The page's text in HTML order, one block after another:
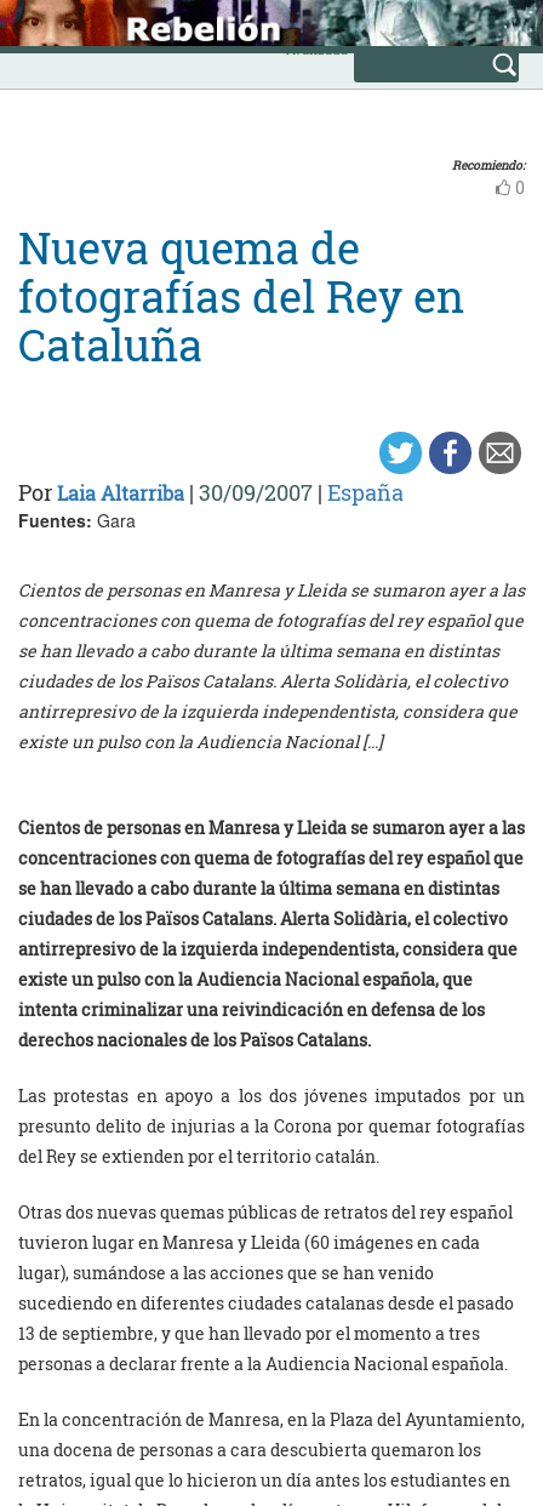
Skip
to
content
INICIO
Avanzada
Recomiendo:
0
Nueva quema de
fotografías del Rey en
Cataluña
PorLaia Altarriba | 30/09/2007 | España
Fuentes: Gara
Cientos de personas en Manresa y Lleida se sumaron ayer a las
concentraciones con quema de fotografías del rey español que
se han llevado a cabo durante la última semana en distintas
ciudades de los Països Catalans. Alerta Solidària, el colectivo
antirrepresivo de la izquierda independentista, considera que
existe un pulso con la Audiencia Nacional […]
Cientos de personas en Manresa y Lleida se sumaron ayer a las
concentraciones con quema de fotografías del rey español que
se han llevado a cabo durante la última semana en distintas
ciudades de los Països Catalans. Alerta Solidària, el colectivo
antirrepresivo de la izquierda independentista, considera que
existe un pulso con la Audiencia Nacional española, que
intenta criminalizar una reivindicación en defensa de los
derechos nacionales de los Països Catalans.
Las protestas en apoyo a los dos jóvenes imputados por un
presunto delito de injurias a la Corona por quemar fotografías
del Rey se extienden por el territorio catalán.
Otras dos nuevas quemas públicas de retratos del rey español
tuvieron lugar en Manresa y Lleida (60 imágenes en cada
lugar), sumándose a las acciones que se han venido
sucediendo en diferentes ciudades catalanas desde el pasado
13 de septiembre, y que han llevado por el momento a tres
personas a declarar frente a la Audiencia Nacional española.
En la concentración de Manresa, en la Plaza del Ayuntamiento,
una docena de personas a cara descubierta quemaron los
retratos, igual que lo hicieron un día antes los estudiantes en